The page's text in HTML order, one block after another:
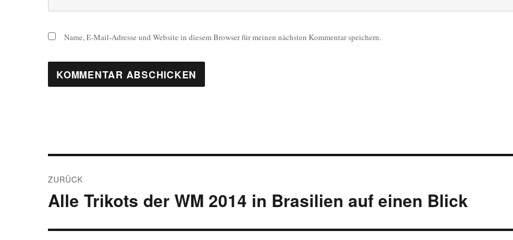
Name, E-Mail-Adresse und Website in diesem Browser für meinen nächsten Kommentar speichern.
ZURÜCK
Vorheriger
Alle Trikots der WM 2014 in Brasilien auf einen Blick